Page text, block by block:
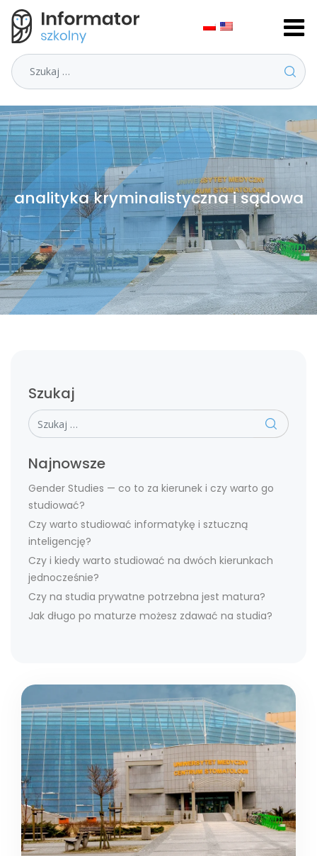
Szukaj
analityka kryminalistyczna i sądowa
Szukaj
Szukaj
Najnowsze
Gender Studies — co to za kierunek i czy warto go
studiować?
Czy warto studiować informatykę i sztuczną
inteligencję?
Czy i kiedy warto studiować na dwóch kierunkach
jednocześnie?
Czy na studia prywatne potrzebna jest matura?
Jak długo po maturze możesz zdawać na studia?